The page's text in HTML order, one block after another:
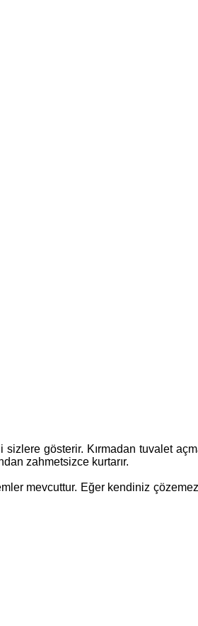
sizlere gösterir. Kırmadan tuvalet
zahmetsizce kurtarır.
mevcuttur. Eğer kendiniz